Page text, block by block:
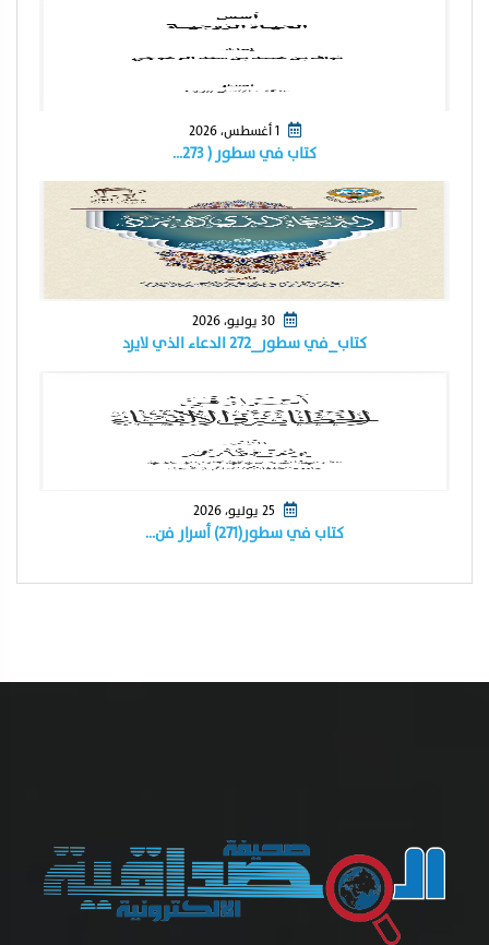
1 أغسطس، 2026
كتاب في سطور ( ٢٧٣…
كتاب_في سطور_٢٧٢ الدعاء الذي لايرد
كتاب في سطور(٢٧١) أسرار فن…